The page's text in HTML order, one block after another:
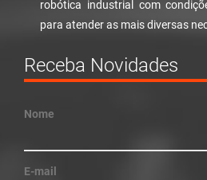
para atender as mais diversas
Receba Novidades